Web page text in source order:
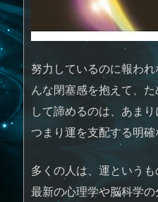
努力しているのに報わ
んな閉塞感を抱えて、
して諦めるのは、あま
つまり運を支配する明確
多くの人は、運という
最新の心理学や脳科学